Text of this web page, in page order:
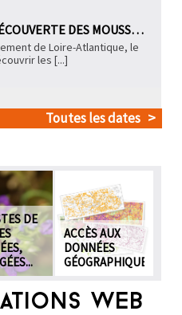
SORTIE BRYOPHYTES - DÉCOUVERTE DES MOUSSES DES ROCS DE GASCAIGNE
de Loire-Atlantique, le
les [...]
Toutes les dates
DE
ACCÈS AUX
DONNÉES
GÉOGRAPHIQUES
WEB